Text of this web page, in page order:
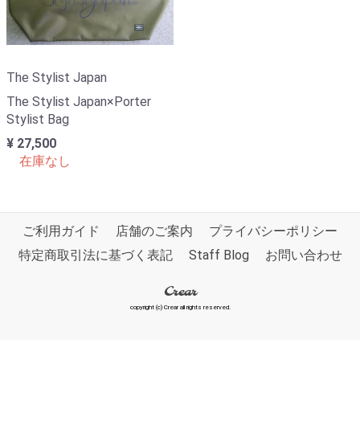
The Stylist Japan
The Stylist Japan×Porter
Stylist Bag
¥ 27,500
在庫なし
ご利用ガイド 店舗のご案内
プライバシーポリシー
特定商取引法に基づく表記
Staff Blog お問い合わせ
Crear
copyright (c) Crear all rights reserved.